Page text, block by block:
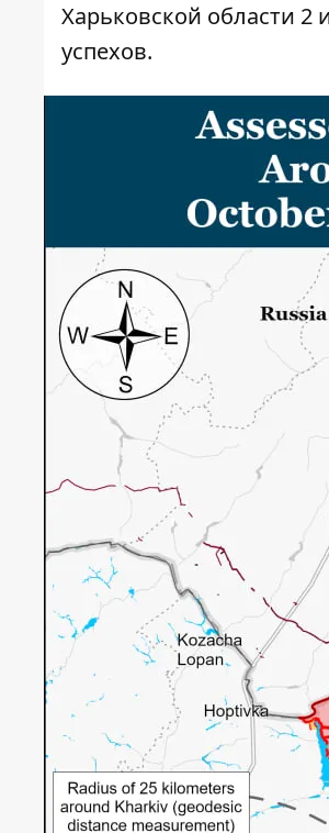
Харьковской области 2
успехов.